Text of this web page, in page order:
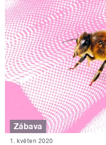
Zábava
1. květen 2020